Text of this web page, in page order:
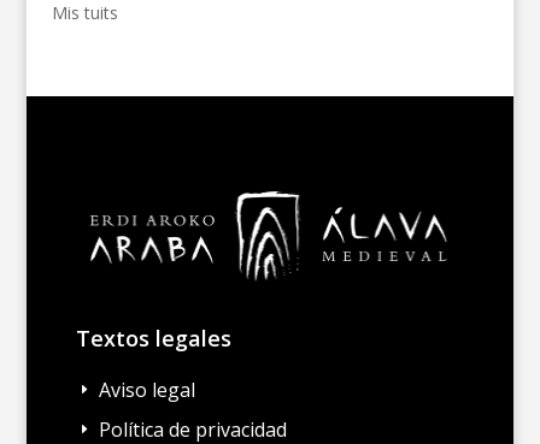
Mis tuits
Textos legales
E Aviso legal
E Política de privacidad